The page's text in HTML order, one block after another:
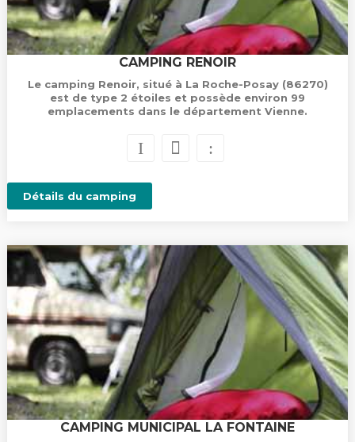
CAMPING RENOIR
Le camping Renoir, situé à La Roche-Posay (86270)
est de type 2 étoiles et possède environ 99
emplacements dans le département Vienne.
Détails du camping
CAMPING MUNICIPAL LA FONTAINE